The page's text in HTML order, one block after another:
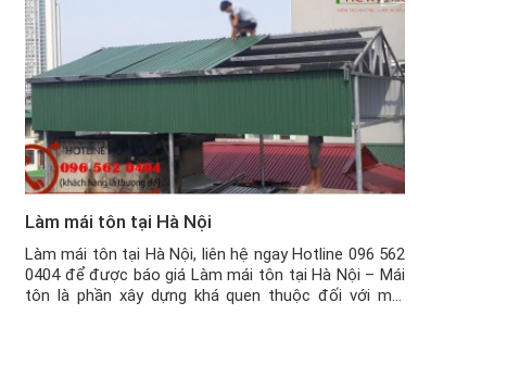
Làm mái tôn tại Hà Nội
Làm mái tôn tại Hà Nội, liên hệ ngay Hotline 096 562
0404 để được báo giá Làm mái tôn tại Hà Nội – Mái
tôn là phần xây dựng khá quen thuộc đối với mọi